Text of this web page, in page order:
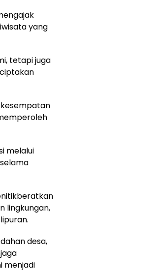
yang
tetapi juga
melalui
lingkungan,
desa,
menjadi